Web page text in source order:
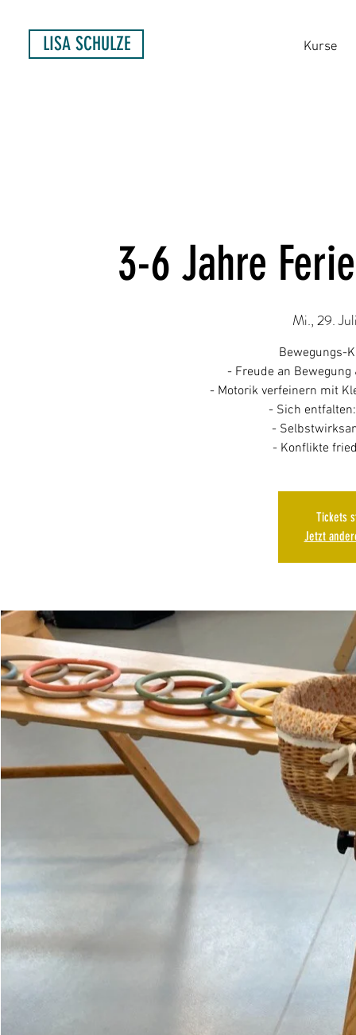
Kurse
LISA SCHULZE
3-6 Jahre
Mi., 29.
Bewegungs-
- Freude an
- Motorik verfeinern mit
- Sich
-
- Konflikte
Tickets
Jetzt